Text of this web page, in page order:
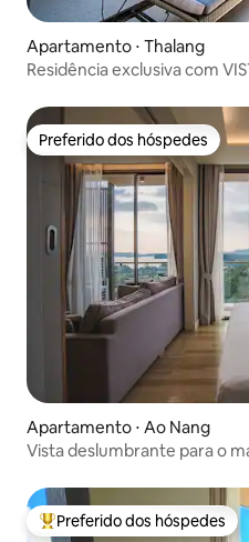
Apartamento ⋅ Thalang
Residência exclusiva com
Preferido dos hóspedes
Preferido dos hóspedes
Apartamento ⋅ Ao Nang
Vista deslumbrante para o
Entre os melhores preferidos
Preferido dos hóspedes